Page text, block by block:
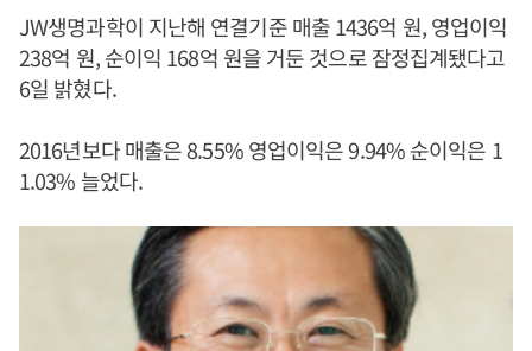
JW생명과학이 지난해 연결기준 매출 1436억 원, 영업이익
238억 원, 순이익 168억 원을 거둔 것으로 잠정집계됐다고
6일 밝혔다.
2016년보다 매출은 8.55% 영업이익은 9.94% 순이익은 1
1.03% 늘었다.